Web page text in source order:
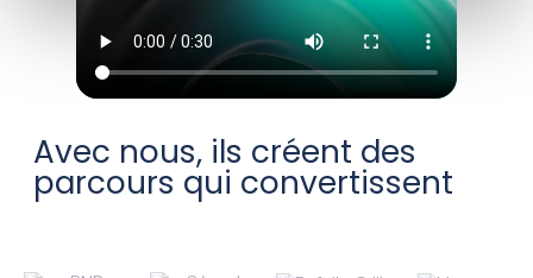
▶
Avec nous, ils créent des
parcours qui convertissent